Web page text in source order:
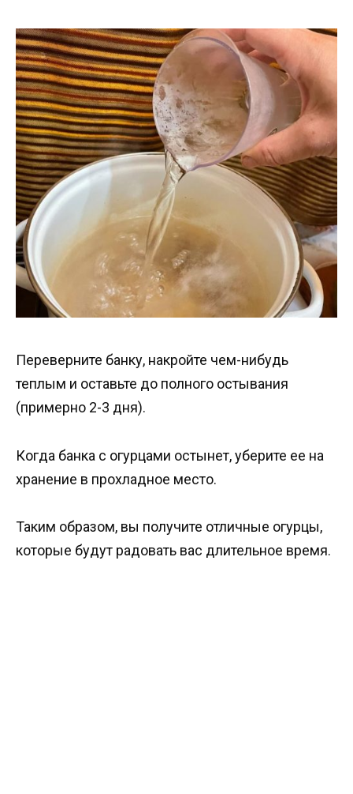
Переверните банку, накройте чем-нибудь
теплым и оставьте до полного остывания
(примерно 2-3 дня).
Когда банка с огурцами остынет, уберите ее на
хранение в прохладное место.
Таким образом, вы получите отличные огурцы,
которые будут радовать вас длительное время.